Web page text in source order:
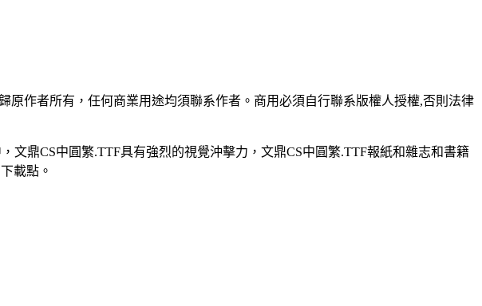
作者所有，任何商業用途均須聯系作者。商用必須自行聯系版權人授權,否則法律
文鼎CS中圓繁.TTF具有強烈的視覺沖擊力，文鼎CS中圓繁.TTF報紙和雜志和書籍
載點。